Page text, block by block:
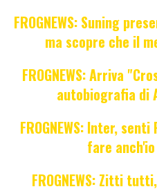
FROGNEWS: Suning
ma scopre che il
FROGNEWS: Arriva
autobiografia di
FROGNEWS: Inter,
fare
FROGNEWS: Zitti